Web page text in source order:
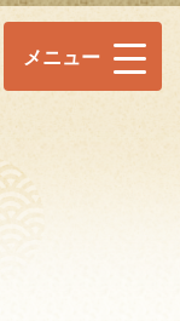
メニュー